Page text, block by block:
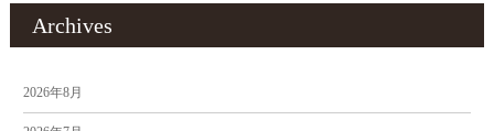
Archives
2026年8月